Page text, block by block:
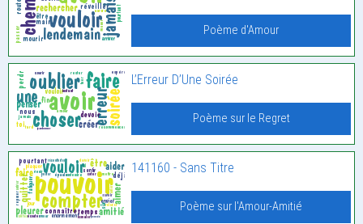
Poème d'Amour
L’Erreur D’Une Soirée
Poème sur le Regret
141160 - Sans Titre
Poème sur l'Amour-Amitié